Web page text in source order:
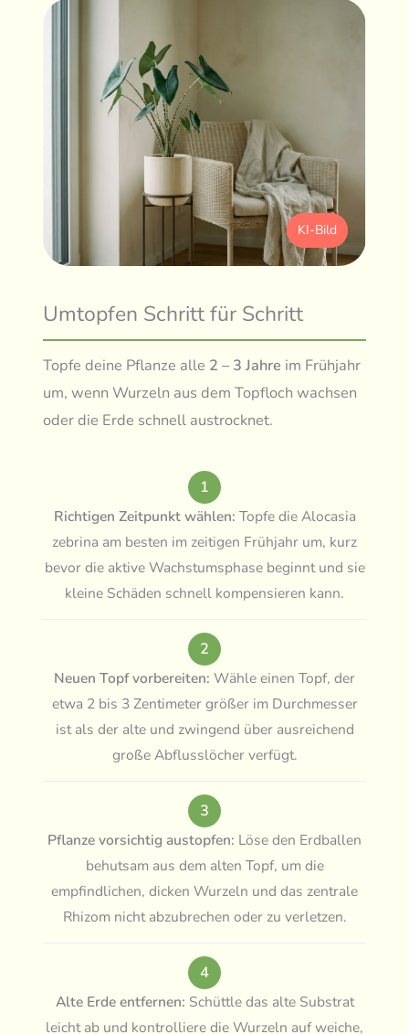
KI-Bild
Umtopfen Schritt für Schritt
Topfe deine Pflanze alle 2 – 3 Jahre im Frühjahr
um, wenn Wurzeln aus dem Topfloch wachsen
oder die Erde schnell austrocknet.
1
Richtigen Zeitpunkt wählen: Topfe die Alocasia
zebrina am besten im zeitigen Frühjahr um, kurz
bevor die aktive Wachstumsphase beginnt und sie
kleine Schäden schnell kompensieren kann.
2
Neuen Topf vorbereiten: Wähle einen Topf, der
etwa 2 bis 3 Zentimeter größer im Durchmesser
ist als der alte und zwingend über ausreichend
große Abflusslöcher verfügt.
3
Pflanze vorsichtig austopfen: Löse den Erdballen
behutsam aus dem alten Topf, um die
empfindlichen, dicken Wurzeln und das zentrale
Rhizom nicht abzubrechen oder zu verletzen.
4
Alte Erde entfernen: Schüttle das alte Substrat
leicht ab und kontrolliere die Wurzeln auf weiche,